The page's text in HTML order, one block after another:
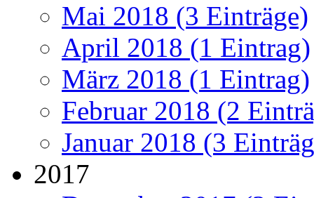
Mai 2018 (3 Einträge)
April 2018 (1 Eintrag)
März 2018 (1 Eintrag)
Februar 2018 (2
Januar 2018 (3
2017